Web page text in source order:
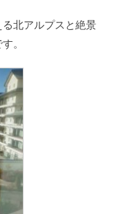
北アルプスと絶景
。